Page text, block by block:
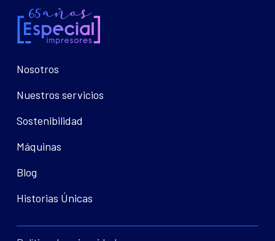
Nosotros
Nuestros servicios
Sostenibilidad
Máquinas
Blog
Historias Únicas